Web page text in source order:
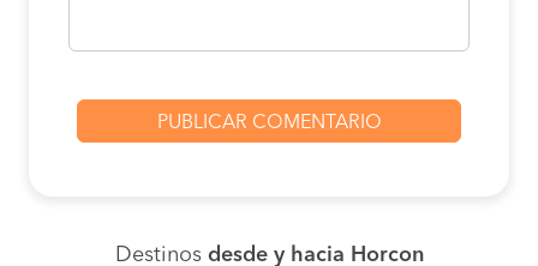
Destinos desde y hacia Horcon